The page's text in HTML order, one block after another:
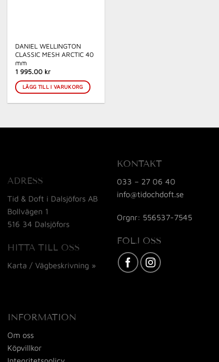
DANIEL WELLINGTON
CLASSIC MESH ARCTIC 40
mm
1 995.00 kr
LÄGG TILL I VARUKORG
ADRESS
Tid & Doft i Dalsjöfors AB
Bollvägen 1
516 34 Dalsjöfors
HITTA TILL OSS
Karta / Vägbeskrivning »
KONTAKT
033 – 27 06 40
info@tidochdoft.se
Orgnr: 556537-7545
FÖLJ OSS
INFORMATION
Om oss
Köpvillkor